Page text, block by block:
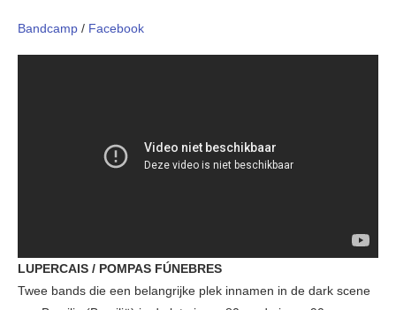
Bandcamp / Facebook
LUPERCAIS / POMPAS FÚNEBRES
Twee bands die een belangrijke plek innamen in de dark scene